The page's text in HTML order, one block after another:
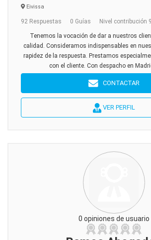
Eivissa
92 Respuestas 0 Guías Nivel contribución 9
Tenemos la vocación de dar a nuestros
calidad. Consideramos indispensables en
rapidez de la respuesta. Prestamos
con el cliente. Con despacho en
CONTACTAR
VER PERFIL
0 opiniones de usuario